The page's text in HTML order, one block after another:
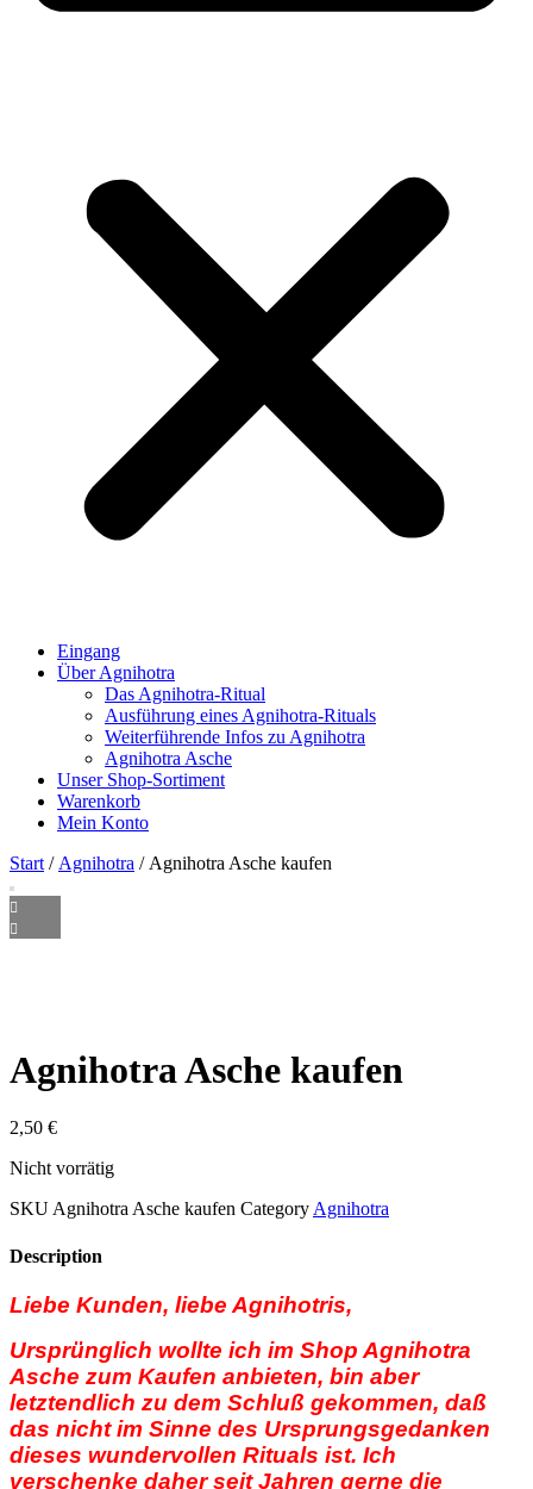
Eingang
Über Agnihotra
Das Agnihotra-Ritual
Ausführung eines Agnihotra-Rituals
Weiterführende Infos zu Agnihotra
Agnihotra Asche
Unser Shop-Sortiment
Warenkorb
Mein Konto
Start / Agnihotra / Agnihotra Asche kaufen
Agnihotra Asche kaufen
2,50 €
Nicht vorrätig
SKUAgnihotra Asche kaufen CategoryAgnihotra
Description
Liebe Kunden, liebe Agnihotris,
Ursprünglich wollte ich im Shop Agnihotra
Asche zum Kaufen anbieten, bin aber
letztendlich zu dem Schluß gekommen, daß
das nicht im Sinne des Ursprungsgedanken
dieses wundervollen Rituals ist. Ich
verschenke daher seit Jahren gerne die